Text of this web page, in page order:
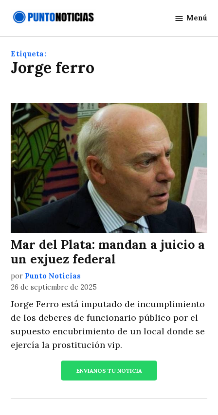
Noticias
Menú
Etiqueta:
Jorge ferro
Mar del Plata: mandan a juicio a
un exjuez federal
por Punto Noticias
26 de septiembre de 2025
Jorge Ferro está imputado de incumplimiento
de los deberes de funcionario público por el
supuesto encubrimiento de un local donde se
ejercía la prostitución vip.
ENVIANOS TU NOTICIA